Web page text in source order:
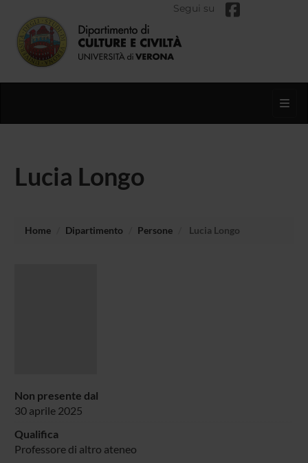
Segui su
Lucia Longo
Home Dipartimento Persone Lucia Longo
Non presente dal
30 aprile 2025
Qualifica
Professore di altro ateneo